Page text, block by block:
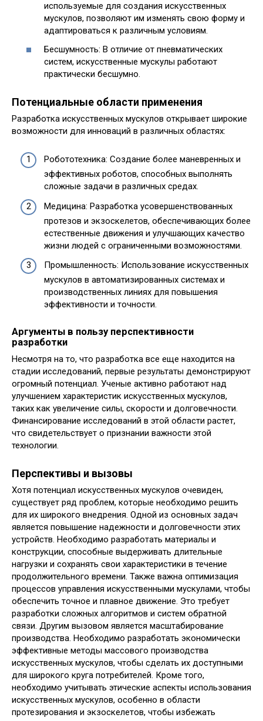
используемые для создания искусственных
мускулов, позволяют им изменять свою форму и
адаптироваться к различным условиям.
Бесшумность: В отличие от пневматических
систем, искусственные мускулы работают
практически бесшумно.
Потенциальные области применения
Разработка искусственных мускулов открывает широкие
возможности для инноваций в различных областях:
Робототехника: Создание более маневренных и
эффективных роботов, способных выполнять
сложные задачи в различных средах.
Медицина: Разработка усовершенствованных
протезов и экзоскелетов, обеспечивающих более
естественные движения и улучшающих качество
жизни людей с ограниченными возможностями.
Промышленность: Использование искусственных
мускулов в автоматизированных системах и
производственных линиях для повышения
эффективности и точности.
Аргументы в пользу перспективности
разработки
Несмотря на то, что разработка все еще находится на
стадии исследований, первые результаты демонстрируют
огромный потенциал. Ученые активно работают над
улучшением характеристик искусственных мускулов,
таких как увеличение силы, скорости и долговечности.
Финансирование исследований в этой области растет,
что свидетельствует о признании важности этой
технологии.
Перспективы и вызовы
Хотя потенциал искусственных мускулов очевиден,
существует ряд проблем, которые необходимо решить
для их широкого внедрения. Одной из основных задач
является повышение надежности и долговечности этих
устройств. Необходимо разработать материалы и
конструкции, способные выдерживать длительные
нагрузки и сохранять свои характеристики в течение
продолжительного времени. Также важна оптимизация
процессов управления искусственными мускулами, чтобы
обеспечить точное и плавное движение. Это требует
разработки сложных алгоритмов и систем обратной
связи. Другим вызовом является масштабирование
производства. Необходимо разработать экономически
эффективные методы массового производства
искусственных мускулов, чтобы сделать их доступными
для широкого круга потребителей. Кроме того,
необходимо учитывать этические аспекты использования
искусственных мускулов, особенно в области
протезирования и экзоскелетов, чтобы избежать